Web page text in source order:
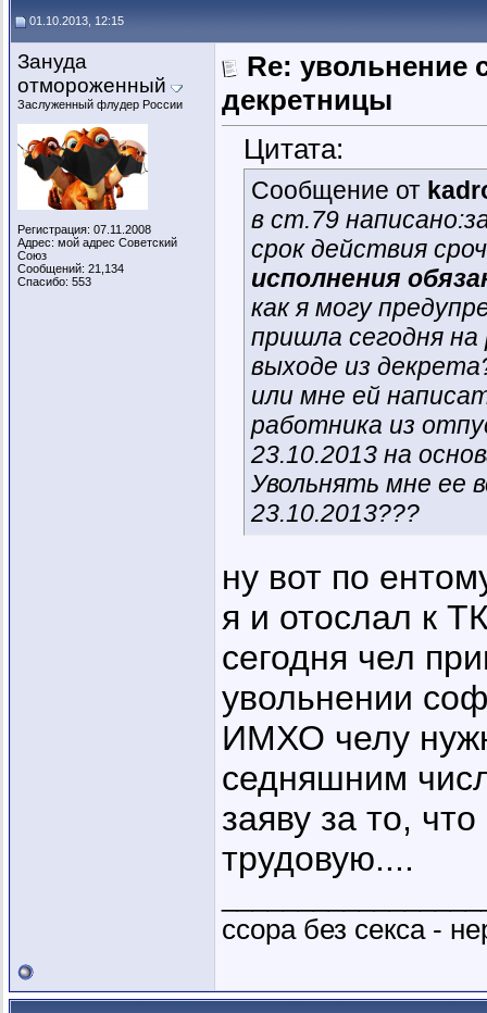
01.10.2013, 12:15
Зануда
отмороженный
Заслуженный флудер России
Регистрация: 07.11.2008
Адрес: мой адрес Советский
Союз
Сообщений: 21,134
Спасибо: 553
Re: увольнение
декретницы
Цитата:
Сообщение от
в ст.79
срок действия
исполнения
как я могу
пришла сегодня на
выходе из
или мне ей
работника из
23.10.2013 на
Увольнять мне ее
23.10.2013???
ну вот по
я и отослал к
сегодня чел
увольнении
ИМХО челу
седняшним
заяву за то,
трудовую....
ссора без секса -